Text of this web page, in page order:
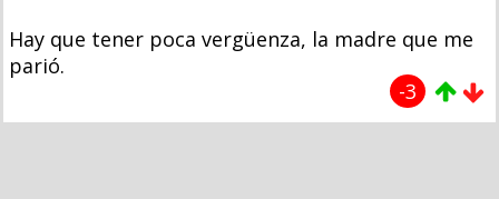
Hay que tener poca vergüenza, la madre que me
parió.
-3